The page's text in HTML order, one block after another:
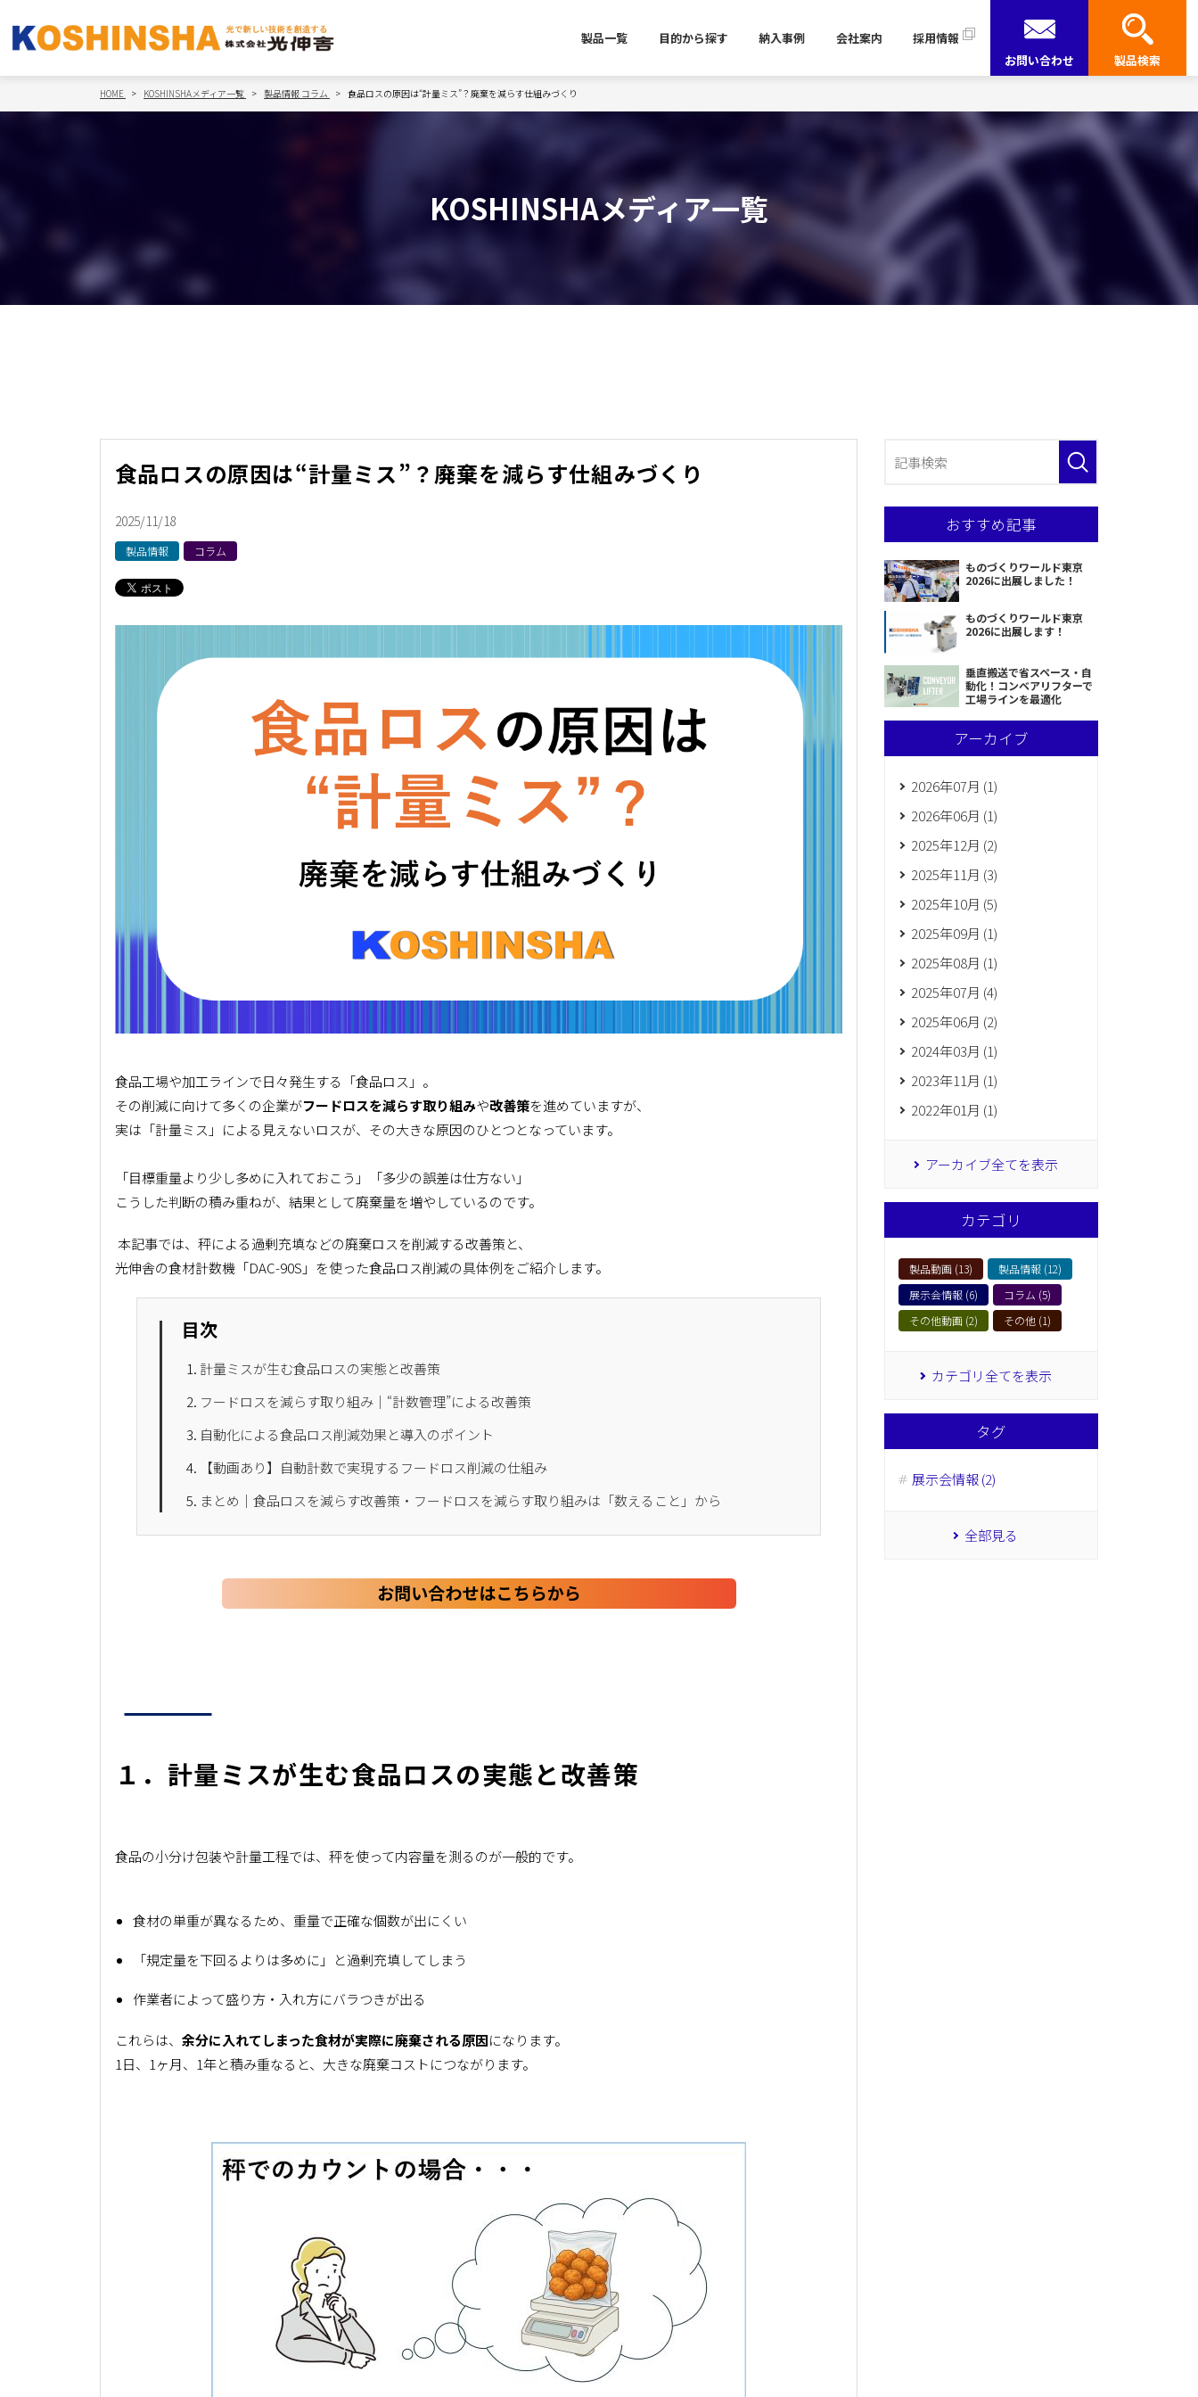
製品一覧 目的から探す 納入事例 会社案内
採用情報
お問い合わせ
製品検索
HOME KOSHINSHAメディア一覧 製品情報 コラム 食品ロスの原因は“計量ミス”？廃棄を減らす仕組みづくり
KOSHINSHAメディア一覧
食品ロスの原因は“計量ミス”？廃棄を減らす仕組みづくり
2025/11/18
製品情報 コラム
食品工場や加工ラインで日々発生する「食品ロス」。
その削減に向けて多くの企業がフードロスを減らす取り組みや改善策を進めていますが、
実は「計量ミス」による見えないロスが、その大きな原因のひとつとなっています。
「目標重量より少し多めに入れておこう」「多少の誤差は仕方ない」
――こうした判断の積み重ねが、結果として廃棄量を増やしているのです。
本記事では、秤による過剰充填などの廃棄ロスを削減する改善策と、
光伸舎の食材計数機「DAC-90S」を使った食品ロス削減の具体例をご紹介します。
目次
計量ミスが生む食品ロスの実態と改善策
フードロスを減らす取り組み｜“計数管理”による改善策
自動化による食品ロス削減効果と導入のポイント
【動画あり】自動計数で実現するフードロス削減の仕組み
まとめ｜食品ロスを減らす改善策・フードロスを減らす取り組みは「数えること」から
１．計量ミスが生む食品ロスの実態と改善策
食品の小分け包装や計量工程では、秤を使って内容量を測るのが一般的です。
食材の単重が異なるため、重量で正確な個数が出にくい
「規定量を下回るよりは多めに」と過剰充填してしまう
作業者によって盛り方・入れ方にバラつきが出る
これらは、 余分に入れてしまった食材が実際に廃棄される原因になります。
1日、1ヶ月、1年と積み重なると、大きな廃棄コストにつながります。
おすすめ記事
ものづくりワールド東京
2026に出展しました！
ものづくりワールド東京
2026に出展します！
垂直搬送で省スペース・自
動化！コンベアリフターで
工場ラインを最適化
アーカイブ
2026年07月 (1)
2026年06月 (1)
2025年12月 (2)
2025年11月 (3)
2025年10月 (5)
2025年09月 (1)
2025年08月 (1)
2025年07月 (4)
2025年06月 (2)
2024年03月 (1)
2023年11月 (1)
2022年01月 (1)
アーカイブ全てを表示
カテゴリ
製品動画 (13)
製品情報 (12)
展示会情報 (6)
コラム (5)
その他動画 (2)
その他 (1)
カテゴリ全てを表示
タグ
展示会情報 (2)
全部見る